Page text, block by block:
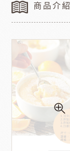
商品介紹